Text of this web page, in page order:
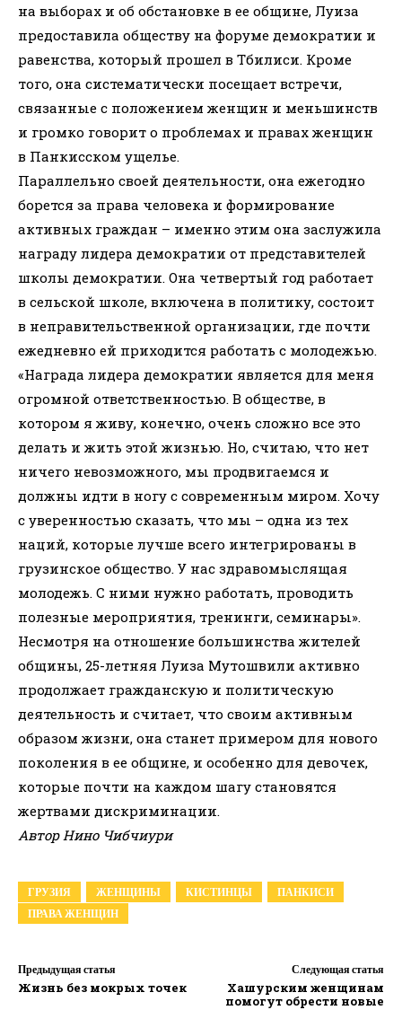
на выборах и об обстановке в ее общине, Луиза
предоставила обществу на форуме демократии и
равенства, который прошел в Тбилиси. Кроме
того, она систематически посещает встречи,
связанные с положением женщин и меньшинств
и громко говорит о проблемах и правах женщин
в Панкисском ущелье.
Параллельно своей деятельности, она ежегодно
борется за права человека и формирование
активных граждан – именно этим она заслужила
награду лидера демократии от представителей
школы демократии. Она четвертый год работает
в сельской школе, включена в политику, состоит
в неправительственной организации, где почти
ежедневно ей приходится работать с молодежью.
«Награда лидера демократии является для меня
огромной ответственностью. В обществе, в
котором я живу, конечно, очень сложно все это
делать и жить этой жизнью. Но, считаю, что нет
ничего невозможного, мы продвигаемся и
должны идти в ногу с современным миром. Хочу
с уверенностью сказать, что мы – одна из тех
наций, которые лучше всего интегрированы в
грузинское общество. У нас здравомыслящая
молодежь. С ними нужно работать, проводить
полезные мероприятия, тренинги, семинары».
Несмотря на отношение большинства жителей
общины, 25-летняя Луиза Мутошвили активно
продолжает гражданскую и политическую
деятельность и считает, что своим активным
образом жизни, она станет примером для нового
поколения в ее общине, и особенно для девочек,
которые почти на каждом шагу становятся
жертвами дискриминации.
Автор Нино Чибчиури
ГРУЗИЯ ЖЕНЩИНЫ КИСТИНЦЫ
ПАНКИСИ
ПРАВА ЖЕНЩИН
Предыдущая статья
Жизнь без мокрых точек
Следующая статья
Хашурским женщинам
помогут обрести новые